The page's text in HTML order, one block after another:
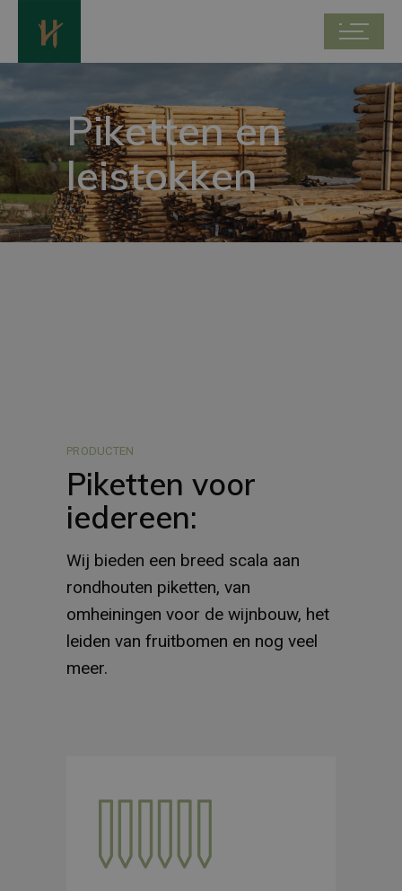
Piketten en
leistokken
PRODUCTEN
Piketten voor
iedereen:
Wij bieden een breed scala aan
rondhouten piketten, van
omheiningen voor de wijnbouw, het
leiden van fruitbomen en nog veel
meer.